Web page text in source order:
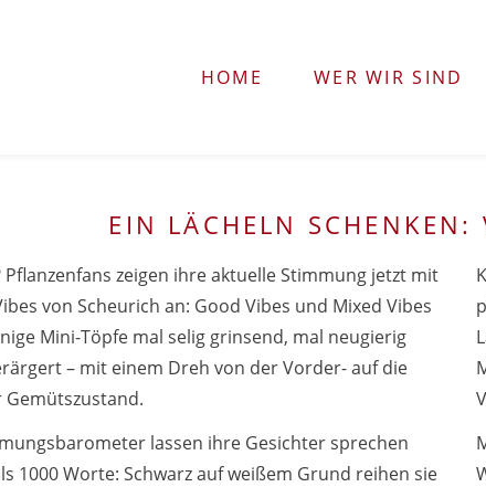
HOME WER WIR SIND
EIN LÄCHELN SCHENKEN:
zeigen ihre aktuelle Stimmung jetzt mit
von Scheurich an: Good Vibes und Mixed Vibes
Mini-Töpfe mal selig grinsend, mal neugierig
– mit einem Dreh von der Vorder- auf die
lassen ihre Gesichter sprechen
1000 Worte: Schwarz auf weißem Grund reihen sie